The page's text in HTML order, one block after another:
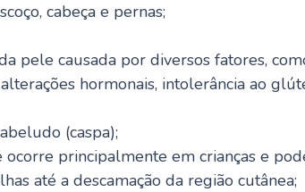
cabeça e pernas;
pele causada por diversos fatores,
hormonais, intolerância ao
(caspa);
ocorre principalmente em crianças e
até a descamação da região cutânea;